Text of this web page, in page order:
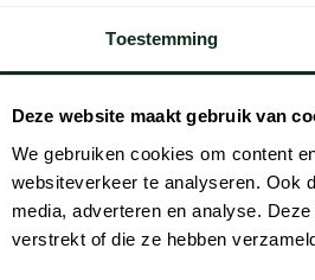
Toestemming
Deze website maakt gebruik van
We gebruiken cookies om content
websiteverkeer te analyseren. Ook
media, adverteren en analyse.
verstrekt of die ze hebben